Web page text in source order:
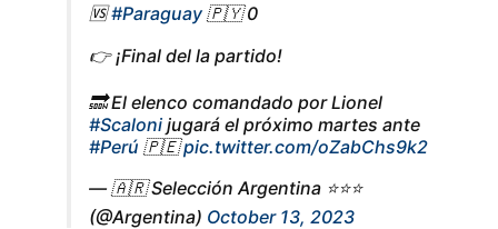
🆚#Paraguay 🇵🇾 0
👉 ¡Final del la partido!
🔜 El elenco comandado por Lionel
#Scaloni jugará el próximo martes ante
#Perú 🇵🇪pic.twitter.com/oZabChs9k2
— 🇦🇷 Selección Argentina ⭐⭐⭐
(@Argentina) October 13, 2023